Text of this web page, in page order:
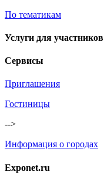
По тематикам
Услуги для участников
Сервисы
Приглашения
Гостиницы
-->
Информация о городах
Exponet.ru